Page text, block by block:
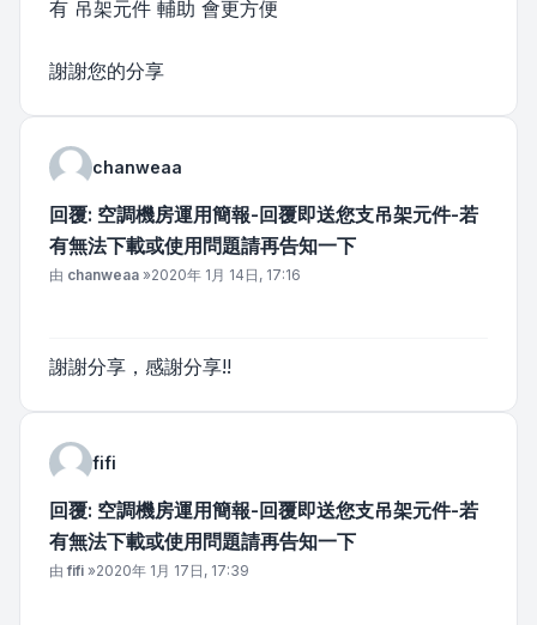
有 吊架元件 輔助 會更方便
謝謝您的分享
chanweaa
回覆: 空調機房運用簡報-回覆即送您支吊架元件-若
有無法下載或使用問題請再告知一下
文章
由 chanweaa »2020年 1月 14日, 17:16
謝謝分享，感謝分享!!
fifi
回覆: 空調機房運用簡報-回覆即送您支吊架元件-若
有無法下載或使用問題請再告知一下
文章
由fifi »2020年 1月 17日, 17:39